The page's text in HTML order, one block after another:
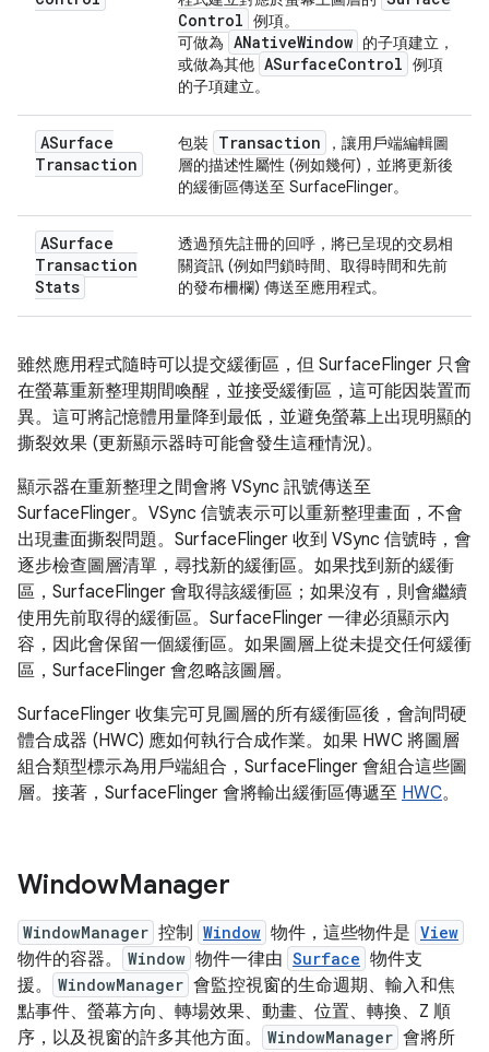
Control 例項。
可做為 ANativeWindow 的子項建立，
或做為其他 ASurfaceControl 例項
的子項建立。
ASurface
Transaction
包裝 Transaction
，讓用戶端編輯圖
層的描述性屬性 (例如幾何)，並將更新後
的緩衝區傳送至 SurfaceFlinger。
ASurface
Transaction
Stats
透過預先註冊的回呼，將已呈現的交易相
關資訊 (例如閂鎖時間、取得時間和先前
的發布柵欄) 傳送至應用程式。
雖然應用程式隨時可以提交緩衝區，但 SurfaceFlinger 只會
在螢幕重新整理期間喚醒，並接受緩衝區，這可能因裝置而
異。這可將記憶體用量降到最低，並避免螢幕上出現明顯的
撕裂效果 (更新顯示器時可能會發生這種情況)。
顯示器在重新整理之間會將 VSync 訊號傳送至
SurfaceFlinger。VSync 信號表示可以重新整理畫面，不會
出現畫面撕裂問題。SurfaceFlinger 收到 VSync 信號時，會
逐步檢查圖層清單，尋找新的緩衝區。如果找到新的緩衝
區，SurfaceFlinger 會取得該緩衝區；如果沒有，則會繼續
使用先前取得的緩衝區。SurfaceFlinger 一律必須顯示內
容，因此會保留一個緩衝區。如果圖層上從未提交任何緩衝
區，SurfaceFlinger 會忽略該圖層。
SurfaceFlinger 收集完可見圖層的所有緩衝區後，會詢問硬
體合成器 (HWC) 應如何執行合成作業。如果 HWC 將圖層
組合類型標示為用戶端組合，SurfaceFlinger 會組合這些圖
層。接著，SurfaceFlinger 會將輸出緩衝區傳遞至 HWC。
WindowManager
WindowManager 控制 Window 物件，這些物件是 View
物件的容器。 Window 物件一律由 Surface 物件支
援。
WindowManager 會監控視窗的生命週期、輸入和焦
點事件、螢幕方向、轉場效果、動畫、位置、轉換、Z 順
序，以及視窗的許多其他方面。
WindowManager 會將所